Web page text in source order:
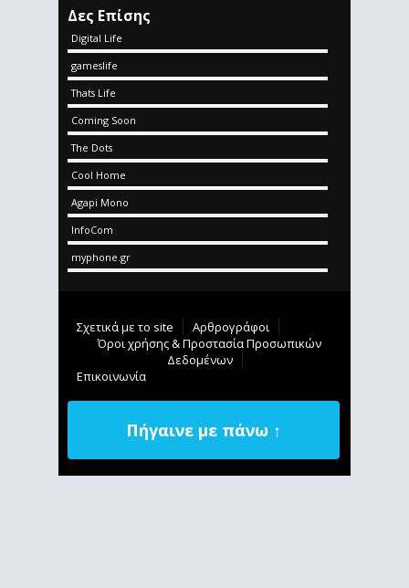
Δες Επίσης
Digital Life
gameslife
Thats Life
Coming Soon
The Dots
Cool Home
Agapi Mono
InfoCom
myphone.gr
Σχετικά με το site
Αρθρογράφοι
Όροι χρήσης & Προστασία Προσωπικών
Δεδομένων
Επικοινωνία
Πήγαινε με πάνω ↑